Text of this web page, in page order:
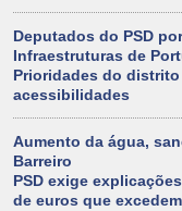
Deputados do PSD
Infraestruturas de
Prioridades do
acessibilidades
Aumento da água,
Barreiro
PSD exige
de euros que